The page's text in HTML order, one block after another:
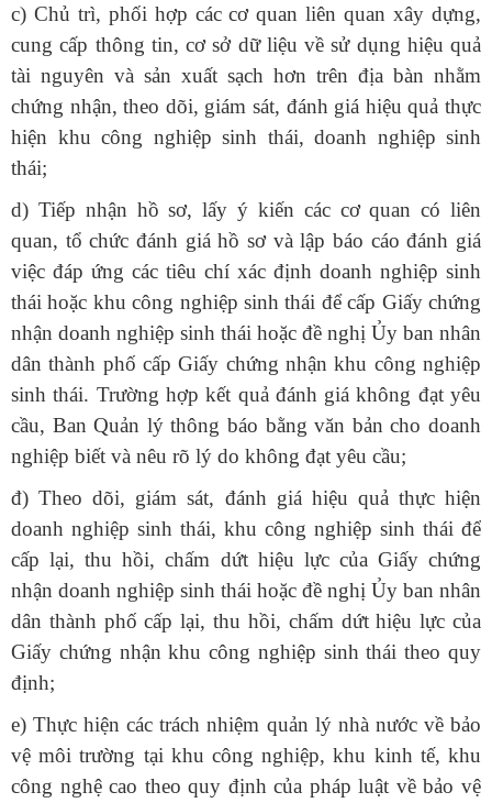
c) Chủ trì, phối hợp các cơ quan liên quan xây dựng,
cung cấp thông tin, cơ sở dữ liệu về sử dụng hiệu quả
tài nguyên và sản xuất sạch hơn trên địa bàn nhằm
chứng nhận, theo dõi, giám sát, đánh giá hiệu quả thực
hiện khu công nghiệp sinh thái, doanh nghiệp sinh
thái;
d) Tiếp nhận hồ sơ, lấy ý kiến các cơ quan có liên
quan, tổ chức đánh giá hồ sơ và lập báo cáo đánh giá
việc đáp ứng các tiêu chí xác định doanh nghiệp sinh
thái hoặc khu công nghiệp sinh thái để cấp Giấy chứng
nhận doanh nghiệp sinh thái hoặc đề nghị Ủy ban nhân
dân thành phố cấp Giấy chứng nhận khu công nghiệp
sinh thái. Trường hợp kết quả đánh giá không đạt yêu
cầu, Ban Quản lý thông báo bằng văn bản cho doanh
nghiệp biết và nêu rõ lý do không đạt yêu cầu;
đ) Theo dõi, giám sát, đánh giá hiệu quả thực hiện
doanh nghiệp sinh thái, khu công nghiệp sinh thái để
cấp lại, thu hồi, chấm dứt hiệu lực của Giấy chứng
nhận doanh nghiệp sinh thái hoặc đề nghị Ủy ban nhân
dân thành phố cấp lại, thu hồi, chấm dứt hiệu lực của
Giấy chứng nhận khu công nghiệp sinh thái theo quy
định;
e) Thực hiện các trách nhiệm quản lý nhà nước về bảo
vệ môi trường tại khu công nghiệp, khu kinh tế, khu
công nghệ cao theo quy định của pháp luật về bảo vệ